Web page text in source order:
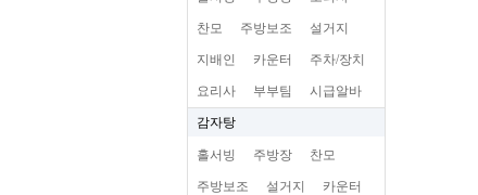
찬모 주방보조 설거지
지배인 카운터 주차/장치
요리사 부부팀 시급알바
감자탕
홀서빙 주방장 찬모
주방보조 설거지 카운터